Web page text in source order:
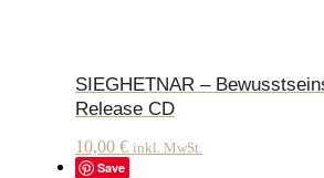
SIEGHETNAR –
Release CD
10,00 € inkl. MwSt.
Save